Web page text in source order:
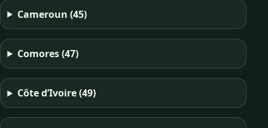
Cameroun(45)
Comores(47)
Côte d’Ivoire(49)